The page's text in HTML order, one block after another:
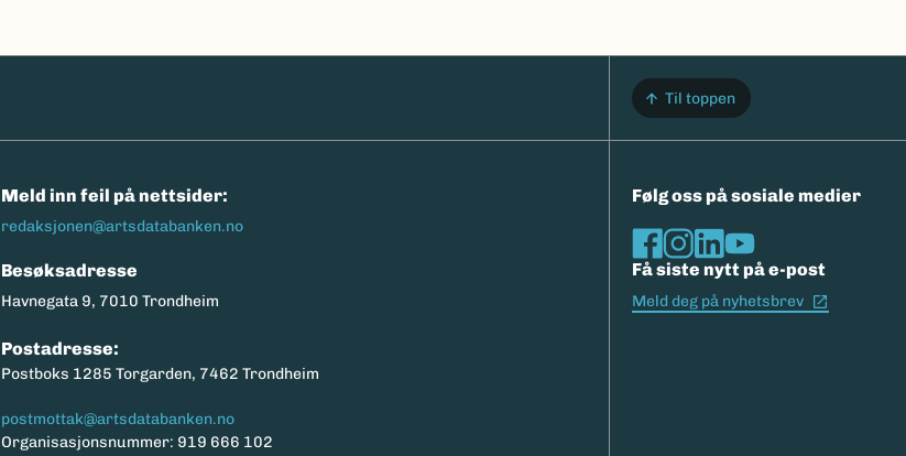
Til toppen
Meld inn feil på nettsider:
redaksjonen@artsdatabanken.no
Besøksadresse
Havnegata 9, 7010 Trondheim
Postadresse:
Postboks 1285 Torgarden, 7462 Trondheim
postmottak@artsdatabanken.no
Organisasjonsnummer: 919 666 102
Følg oss på sosiale medier
Få siste nytt på e-post
Meld deg på nyhetsbrev